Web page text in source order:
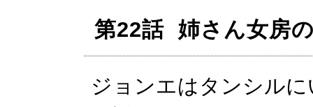
第22話 姉さん女房
ジョンエはタンシル